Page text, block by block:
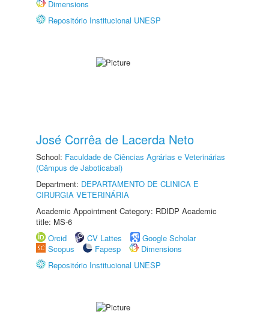
Dimensions
Repositório Institucional UNESP
José Corrêa de Lacerda Neto
School: Faculdade de Ciências Agrárias e Veterinárias
(Câmpus de Jaboticabal)
Department: DEPARTAMENTO DE CLINICA E
CIRURGIA VETERINÁRIA
Academic Appointment Category: RDIDP Academic
title: MS-6
Orcid
CV Lattes
Google Scholar
Scopus
Fapesp
Dimensions
Repositório Institucional UNESP